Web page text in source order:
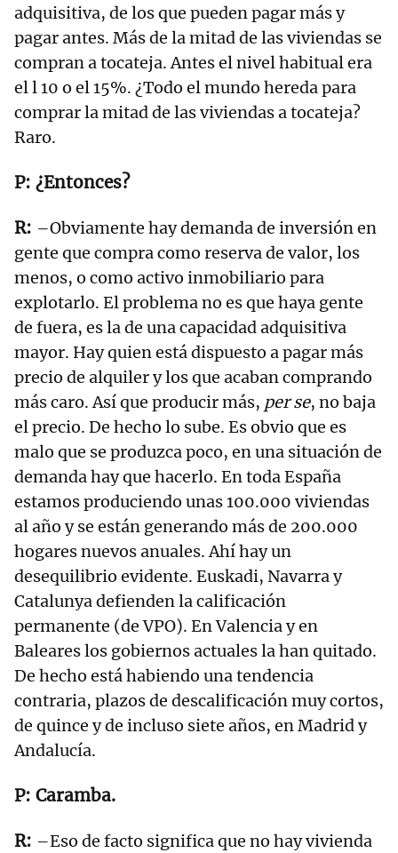
adquisitiva, de los que pueden pagar más y
pagar antes. Más de la mitad de las viviendas se
compran a tocateja. Antes el nivel habitual era
el l 10 o el 15%. ¿Todo el mundo hereda para
comprar la mitad de las viviendas a tocateja?
Raro.
¿Entonces?
–Obviamente hay demanda de inversión en
gente que compra como reserva de valor, los
menos, o como activo inmobiliario para
explotarlo. El problema no es que haya gente
de fuera, es la de una capacidad adquisitiva
mayor. Hay quien está dispuesto a pagar más
precio de alquiler y los que acaban comprando
más caro. Así que producir más, per se, no baja
el precio. De hecho lo sube. Es obvio que es
malo que se produzca poco, en una situación de
demanda hay que hacerlo. En toda España
estamos produciendo unas 100.000 viviendas
al año y se están generando más de 200.000
hogares nuevos anuales. Ahí hay un
desequilibrio evidente. Euskadi, Navarra y
Catalunya defienden la calificación
permanente (de VPO). En Valencia y en
Baleares los gobiernos actuales la han quitado.
De hecho está habiendo una tendencia
contraria, plazos de descalificación muy cortos,
de quince y de incluso siete años, en Madrid y
Andalucía.
Caramba.
–Eso de facto significa que no hay vivienda